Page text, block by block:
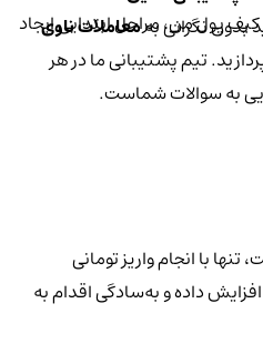
نگرانی بهمعاملات ناوی
تیم پشتیبانی ما در هر
به سوالات شماست.
پول من، مراحل ابتدایی ایجاد
با انجام واریز تومانی
داده و به‌سادگی اقدام به